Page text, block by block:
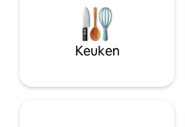
slaapbank voor je
geniet van het uitzicht op het
Het zwembad is ruim en
jou. We zijn oprecht
Keuken